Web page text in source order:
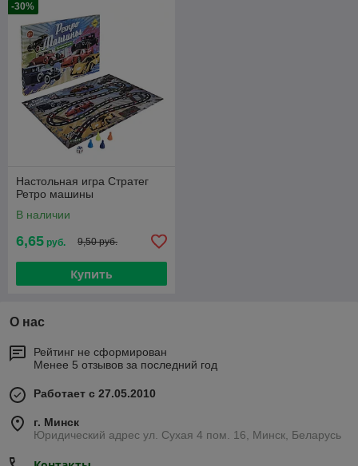
-30%
Настольная игра Стратег
Ретро машины
В наличии
6,65 руб. 9,50 руб.
Купить
О нас
Рейтинг не сформирован
Менее 5 отзывов за последний год
Работает с 27.05.2010
г. Минск
Юридический адрес ул. Сухая 4 пом. 16, Минск, Беларусь